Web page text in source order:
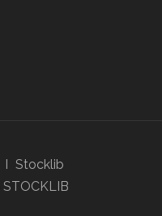
I Stocklib
STOCKLIB